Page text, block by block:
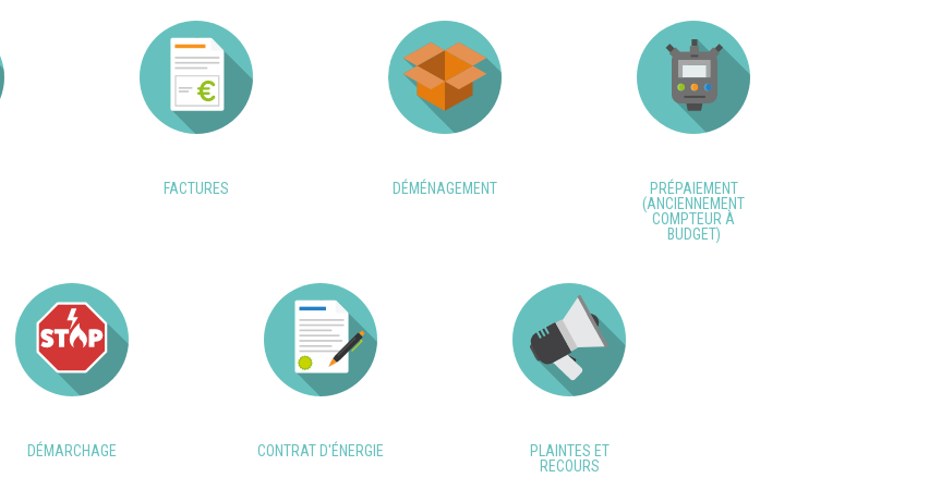
FACTURES DÉMÉNAGEMENT
PRÉPAIEMENT
(ANCIENNEMENT
COMPTEUR À
BUDGET)
DÉMARCHAGE CONTRAT D'ÉNERGIE
PLAINTES ET
RECOURS